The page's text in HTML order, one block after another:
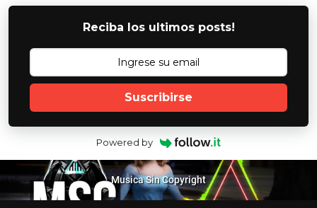
Reciba los ultimos posts!
Suscribirse
Powered by
Musica Sin Copyright